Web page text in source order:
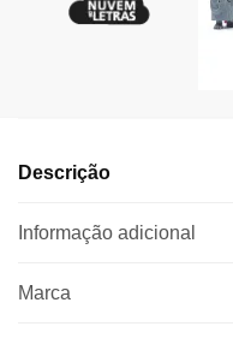
Descrição
Informação adicional
Marca